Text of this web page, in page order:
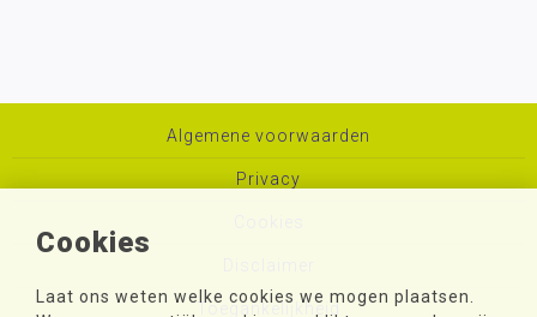
Cookies
Laat ons weten welke cookies we mogen plaatsen.
Algemene voorwaarden
Privacy
Toegankelijkheid